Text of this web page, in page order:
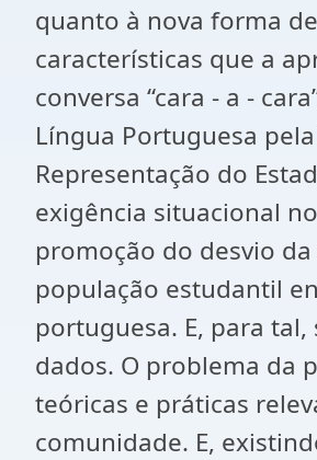
quanto à nova forma
características que a
conversa “cara - a -
Língua Portuguesa
Representação do
exigência situacional
promoção do desvio
população estudantil
portuguesa. E, para
dados. O problema da
teóricas e práticas
comunidade. E,